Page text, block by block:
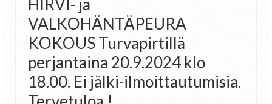
HIRVI- ja
VALKOHÄNTÄPEURA
KOKOUS Turvapirtillä
perjantaina 20.9.2024 klo
18.00. Ei jälki-ilmoittautumisia.